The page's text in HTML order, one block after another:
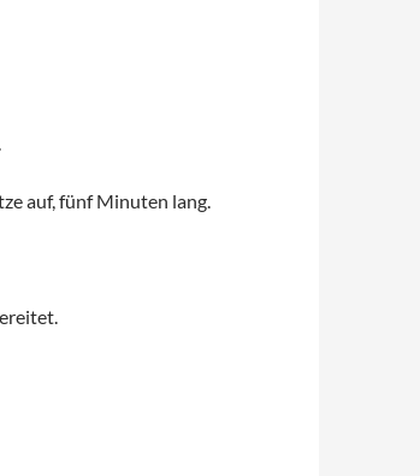
auf, fünf Minuten lang.